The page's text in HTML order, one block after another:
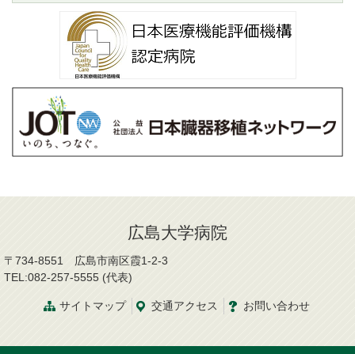
広島大学病院
〒734-8551 広島市南区霞1-2-3
TEL:082-257-5555 (代表)
サイトマップ 交通アクセス お問い合わせ